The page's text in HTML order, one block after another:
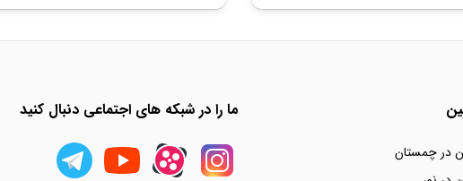
در چمستان
ما را در شبکه های اجتماعی دنبال کنید